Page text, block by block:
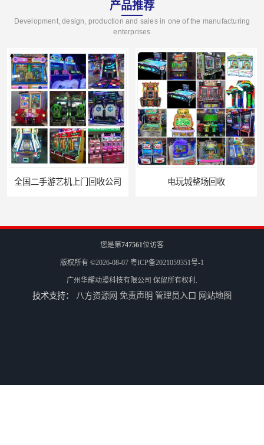
产品推荐
Development, design, production and sales in one of the manufacturing
enterprises
电玩城整场回收 儿童机回收
您是第747561位访客
版权所有 ©2026-08-07 粤ICP备2021059351号-1
广州华耀动漫科技有限公司 保留所有权利.
技术支持： 八方资源网 免责声明 管理员入口 网站地图